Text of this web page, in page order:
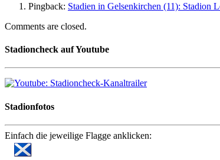
Pingback: Stadien in Gelsenkirchen (11): Stadion
Comments are closed.
Stadioncheck auf Youtube
Stadionfotos
Einfach die jeweilige Flagge anklicken: